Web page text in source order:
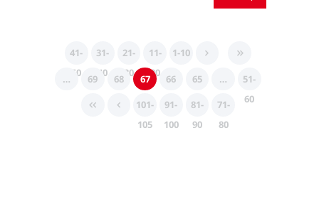
1-10
11-
20
21-
30
31-
40
41-
50
51-
60
…
65
66
67
68
69
…
71-
80
81-
90
91-
100
101-
105